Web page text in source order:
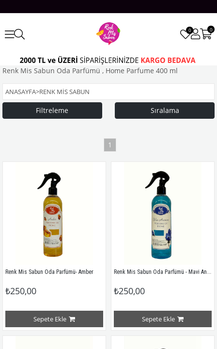
0
0
Renk Mis Sabun Oda Parfümü , Home Parfume 400 ml
ANASAYFA>RENK MİS SABUN
Filtreleme Sıralama
1
Renk Mis Sabun Oda Parfümü- Amber
₺250,00
Sepete Ekle
Renk Mis Sabun Oda Parfümü - Mavi Anemon Çiçeği
₺250,00
Sepete Ekle